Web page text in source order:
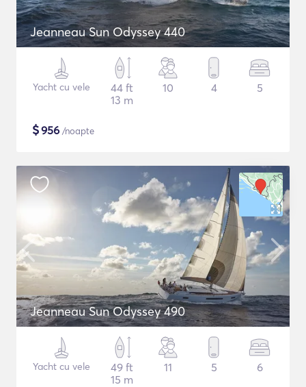
Jeanneau Sun Odyssey 440
Yacht cu vele
44 ft
13 m
10 4 5
$956 /noapte
Jeanneau Sun Odyssey 490
Yacht cu vele
49 ft
15 m
11 5 6